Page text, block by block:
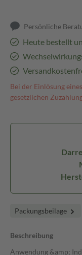
Persönliche
Heute bestellt
Bei der Einlösung
gesetzlichen
Packungsbeilage
Beschreibung
Anwendung &amp;